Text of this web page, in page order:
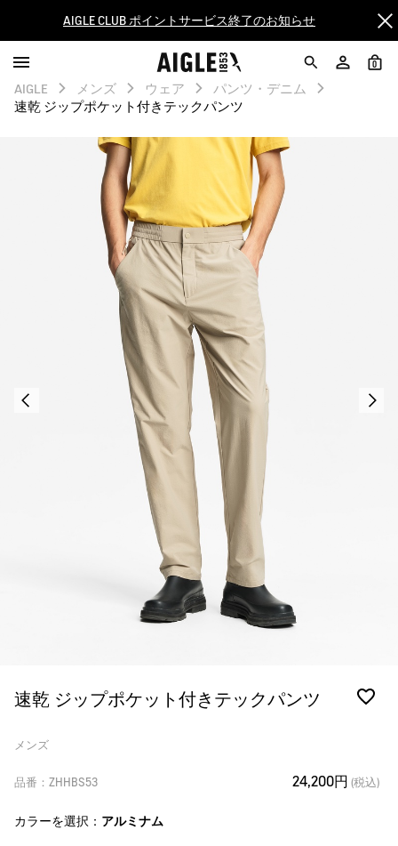
【8/16まで】セール品がさらに10%OFF！
【最大50%OFF】FINAL SALEがスタート！
ログイン/会員登録で送料＆返品無料
AIGLE CLUB ポイントサービス終了のお知らせ
0
AIGLE メンズ ウェア
パンツ・デニム
速乾 ジップポケット付きテックパンツ
速乾 ジップポケット付きテックパンツ
メンズ
品番：ZHHBS53 24,200円 (税込)
カラーを選択： アルミナム